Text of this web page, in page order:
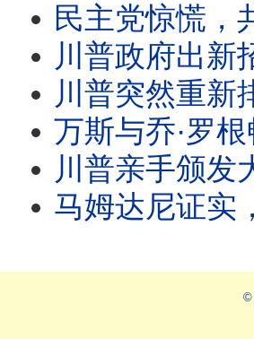
民主党惊慌，共和党领袖公开欢迎
川普政府出新招，委内瑞拉首轮民主
川普突然重新排列盟友？曾反对他的英国
万斯与乔·罗根畅谈3小时，究竟想告
川普亲手颁发大力神杯！曾不懂足球的他，为
马姆达尼证实，正在研究在纽约逮捕以色列
©